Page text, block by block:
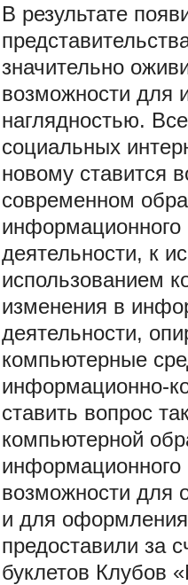
В результате
значительно
возможности для
наглядностью.
социальных
новому ставится
современном
информационного
деятельности, к
использованием
изменения в
деятельности,
компьютерные
информационно-
ставить вопрос
компьютерной
информационного
возможности для
и для оформления
предоставили за
буклетов Клубов